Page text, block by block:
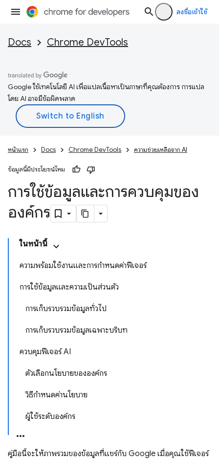
ลงชื่อเข้าใช้
Docs Chrome DevTools
Google ใช้เทคโนโลยี AI เพื่อแปลเนื้อหาเป็นภาษาที่คุณต้องการ การแปล
โดย AI อาจมีข้อผิดพลาด
หน้าแรก Docs Chrome DevTools ความช่วยเหลือจาก AI
ข้อมูลนี้มีประโยชน์ไหม
การใช้ข้อมูลและการควบคุมของ
องค์กร
ในหน้านี้
ความพร้อมใช้งานและการกำหนดค่าฟีเจอร์
การใช้ข้อมูลและความเป็นส่วนตัว
การเก็บรวบรวมข้อมูลทั่วไป
การเก็บรวบรวมข้อมูลเฉพาะบริบท
ควบคุมฟีเจอร์ AI
ตัวเลือกนโยบายขององค์กร
วิธีกำหนดค่านโยบาย
ผู้ใช้ระดับองค์กร
คู่มือนี้จะให้ภาพรวมของข้อมูลที่แชร์กับ Google เมื่อคุณใช้ฟีเจอร์